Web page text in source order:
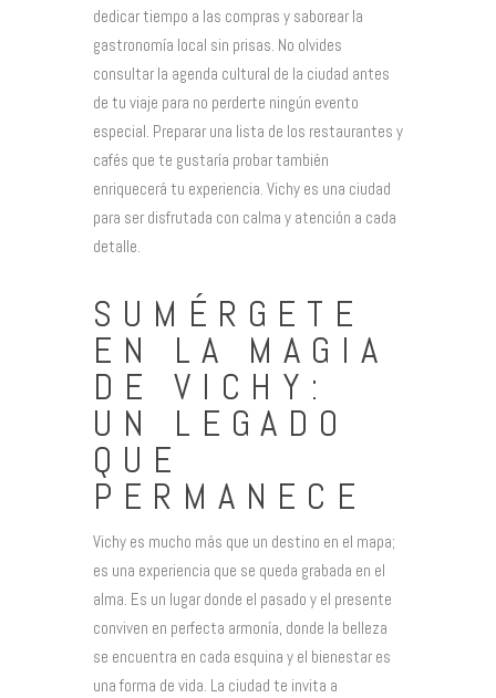
dedicar tiempo a las compras y saborear la
gastronomía local sin prisas. No olvides
consultar la agenda cultural de la ciudad antes
de tu viaje para no perderte ningún evento
especial. Preparar una lista de los restaurantes y
cafés que te gustaría probar también
enriquecerá tu experiencia. Vichy es una ciudad
para ser disfrutada con calma y atención a cada
detalle.
SUMÉRGETE
EN LA MAGIA
DE VICHY:
UN LEGADO
QUE
PERMANECE
Vichy es mucho más que un destino en el mapa;
es una experiencia que se queda grabada en el
alma. Es un lugar donde el pasado y el presente
conviven en perfecta armonía, donde la belleza
se encuentra en cada esquina y el bienestar es
una forma de vida. La ciudad te invita a